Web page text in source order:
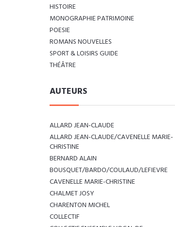
HISTOIRE
MONOGRAPHIE PATRIMOINE
POESIE
ROMANS NOUVELLES
SPORT & LOISIRS GUIDE
THÉÂTRE
AUTEURS
ALLARD JEAN-CLAUDE
ALLARD JEAN-CLAUDE/CAVENELLE MARIE-
CHRISTINE
BERNARD ALAIN
BOUSQUET/BARDO/COULAUD/LEFIEVRE
CAVENELLE MARIE-CHRISTINE
CHALMET JOSY
CHARENTON MICHEL
COLLECTIF